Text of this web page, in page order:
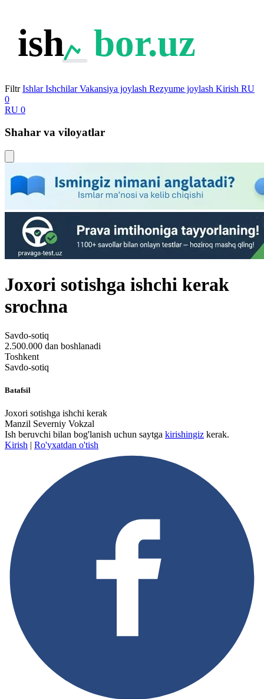
ish bor.uz
Filtr Ishlar Ishchilar Vakansiya joylash Rezyume joylash Kirish RU
0
RU 0
Shahar va viloyatlar
Joxori sotishga ishchi kerak
srochna
Savdo-sotiq
2.500.000 dan boshlanadi
Toshkent
Savdo-sotiq
Batafsil
Joxori sotishga ishchi kerak
Manzil Severniy Vokzal
Ish beruvchi bilan bog'lanish uchun saytga kirishingiz kerak.
Kirish | Ro'yxatdan o'tish